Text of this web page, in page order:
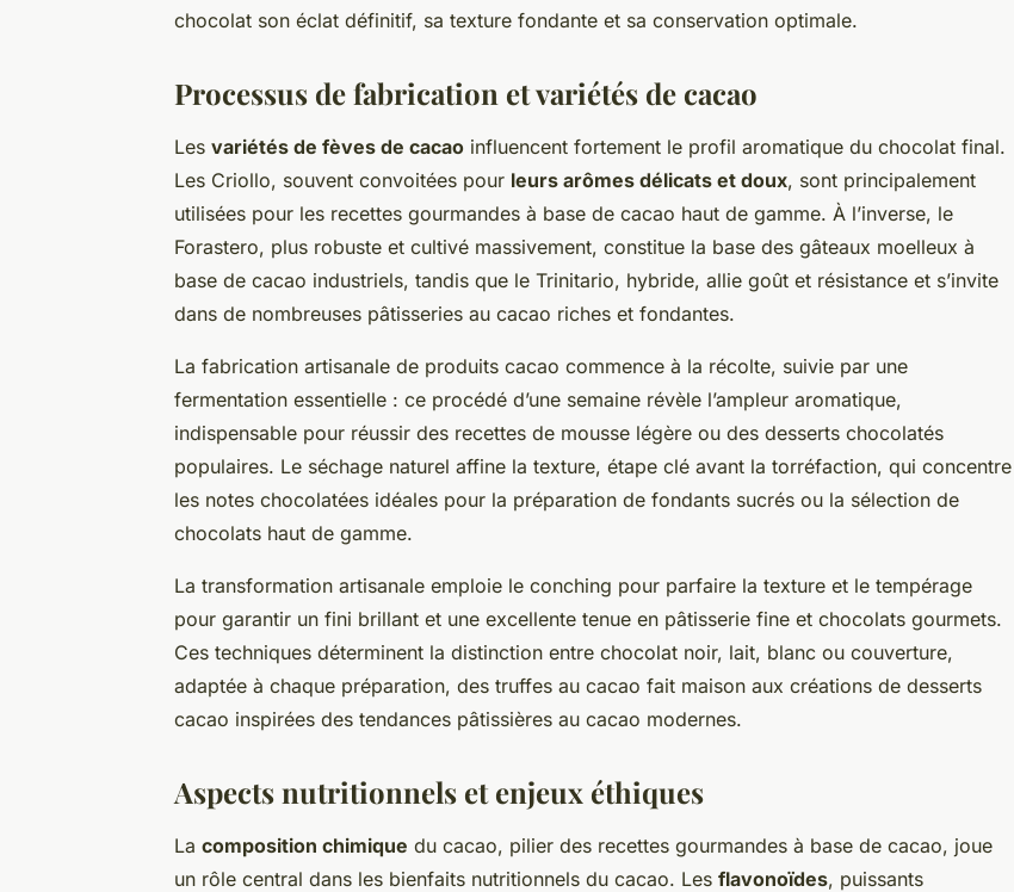
chocolat son éclat définitif, sa texture fondante et sa conservation optimale.
Processus de fabrication et variétés de cacao
Les variétés de fèves de cacao influencent fortement le profil aromatique du chocolat final.
Les Criollo, souvent convoitées pour leurs arômes délicats et doux, sont principalement
utilisées pour les recettes gourmandes à base de cacao haut de gamme. À l’inverse, le
Forastero, plus robuste et cultivé massivement, constitue la base des gâteaux moelleux à
base de cacao industriels, tandis que le Trinitario, hybride, allie goût et résistance et s’invite
dans de nombreuses pâtisseries au cacao riches et fondantes.
La fabrication artisanale de produits cacao commence à la récolte, suivie par une
fermentation essentielle : ce procédé d’une semaine révèle l’ampleur aromatique,
indispensable pour réussir des recettes de mousse légère ou des desserts chocolatés
populaires. Le séchage naturel affine la texture, étape clé avant la torréfaction, qui concentre
les notes chocolatées idéales pour la préparation de fondants sucrés ou la sélection de
chocolats haut de gamme.
La transformation artisanale emploie le conching pour parfaire la texture et le tempérage
pour garantir un fini brillant et une excellente tenue en pâtisserie fine et chocolats gourmets.
Ces techniques déterminent la distinction entre chocolat noir, lait, blanc ou couverture,
adaptée à chaque préparation, des truffes au cacao fait maison aux créations de desserts
cacao inspirées des tendances pâtissières au cacao modernes.
Aspects nutritionnels et enjeux éthiques
La composition chimique du cacao, pilier des recettes gourmandes à base de cacao, joue
un rôle central dans les bienfaits nutritionnels du cacao. Les flavonoïdes, puissants